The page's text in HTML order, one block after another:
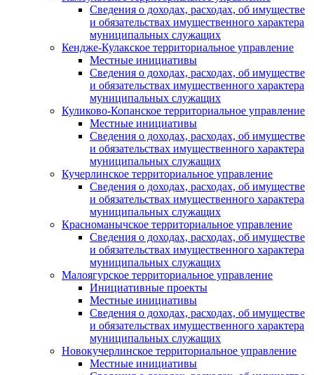
Сведения о доходах, расходах, об имуществе
и обязательствах имущественного характера
муниципальных служащих
Кендже-Кулакское территориальное управление
Местные инициативы
Сведения о доходах, расходах, об имуществе
и обязательствах имущественного характера
муниципальных служащих
Куликово-Копанское территориальное управление
Местные инициативы
Сведения о доходах, расходах, об имуществе
и обязательствах имущественного характера
муниципальных служащих
Кучерлинское территориальное управление
Сведения о доходах, расходах, об имуществе
и обязательствах имущественного характера
муниципальных служащих
Красноманычское территориальное управление
Сведения о доходах, расходах, об имуществе
и обязательствах имущественного характера
муниципальных служащих
Малоягурское территориальное управление
Инициативные проекты
Местные инициативы
Сведения о доходах, расходах, об имуществе
и обязательствах имущественного характера
муниципальных служащих
Новокучерлинское территориальное управление
Местные инициативы